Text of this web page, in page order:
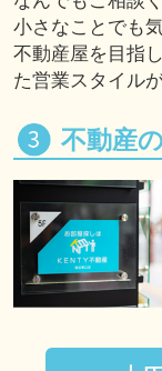
小さなことでも
不動産屋を目指
た営業スタイル
不動産